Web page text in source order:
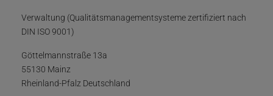
Verwaltung (Qualitätsmanagementsysteme zertifiziert nach
DIN ISO 9001)
Göttelmannstraße 13a
55130 Mainz
Rheinland-Pfalz Deutschland